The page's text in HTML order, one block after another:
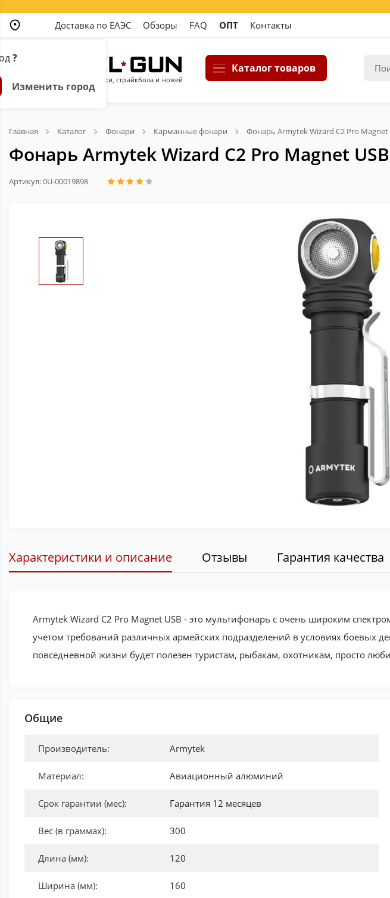
?
Изменить город
Доставка по ЕАЭС Обзоры FAQ ОПТ Контакты
Магазин пневматики, страйкбола и ножей
Каталог товаров
Главная Каталог Фонари Карманные фонари Фонарь Armytek Wizard C2 Pro Magnet
Фонарь Armytek Wizard C2 Pro Magnet
Артикул: 0U-00019898
Характеристики и описание Отзывы Гарантия качества
Armytek Wizard C2 Pro Magnet USB - это мультифонарь с очень широким
учетом требований различных армейских подразделений в условиях
повседневной жизни будет полезен туристам, рыбакам, охотникам, просто
Общие
Производитель: Armytek
Материал: Авиационный алюминий
Срок гарантии (мес): Гарантия 12 месяцев
Вес (в граммах): 300
Длина (мм): 120
Ширина (мм): 160